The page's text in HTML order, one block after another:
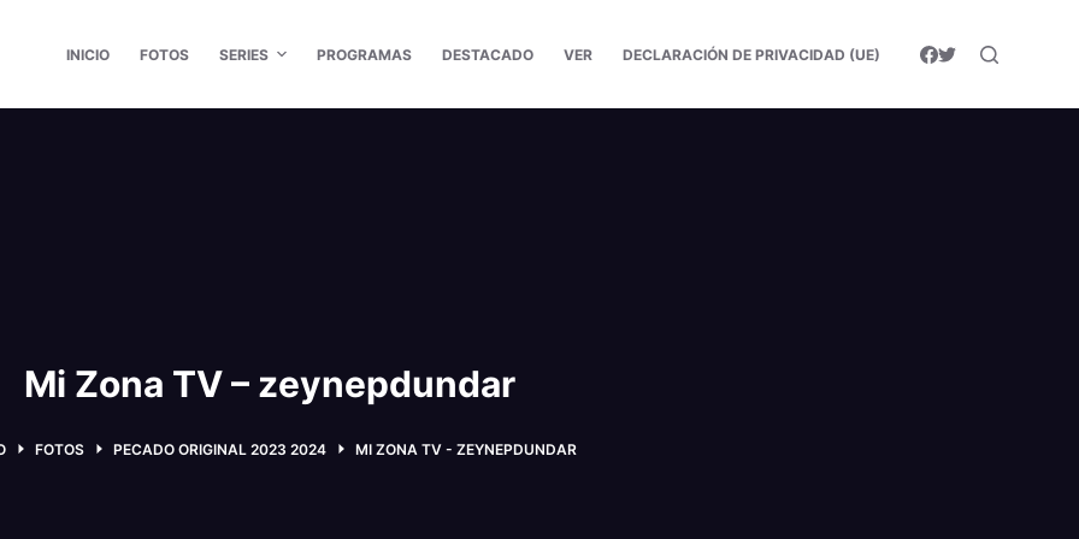
INICIO FOTOS SERIES PROGRAMAS DESTACADO VER DECLARACIÓN DE PRIVACIDAD (UE)
Mi Zona TV – zeynepdundar
FOTOS PECADO ORIGINAL 2023 2024 MI ZONA TV - ZEYNEPDUNDAR